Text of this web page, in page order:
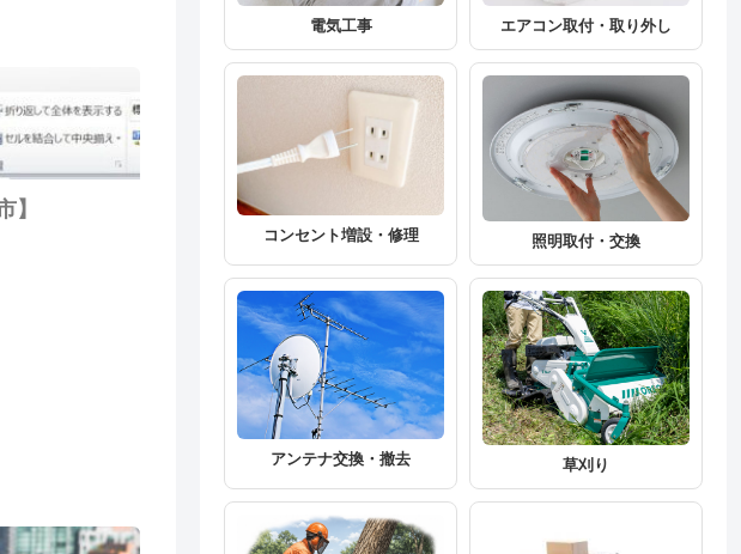
】
電気工事 エアコン取付・取り外し
コンセント増設・修理 照明取付・交換
アンテナ交換・撤去 草刈り